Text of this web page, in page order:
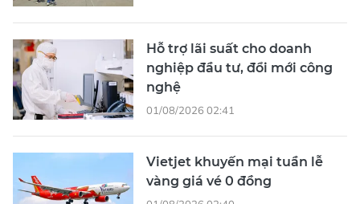
Hỗ trợ lãi suất cho doanh
nghiệp đầu tư, đổi mới công
nghệ
01/08/2026 02:41
Vietjet khuyến mại tuần lễ
vàng giá vé 0 đồng